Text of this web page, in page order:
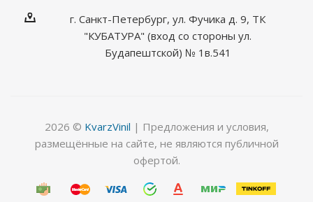
г. Санкт-Петербург, ул. Фучика д. 9, ТК
"КУБАТУРА" (вход со стороны ул.
Будапештской) № 1в.541
2026 © KvarzVinil | Предложения и условия,
размещённые на сайте, не являются публичной
офертой.